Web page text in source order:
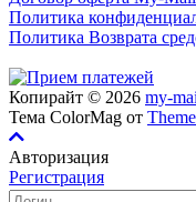
Политика
Политика Возврата
Копирайт © 2026 my-
Тема ColorMag от
Авторизация
Регистрация